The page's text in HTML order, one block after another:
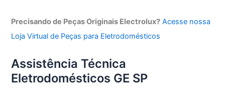
Precisando de Peças Originais Electrolux? Acesse nossa
Loja Virtual de Peças para Eletrodomésticos
Assistência Técnica
Eletrodomésticos GE SP